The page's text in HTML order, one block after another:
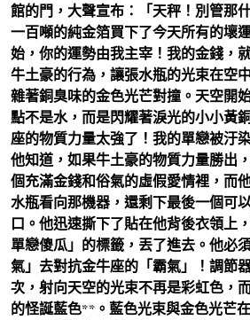
館的門，大聲宣布：「天秤！別管那
一百噸的純金箔買下了今天所有的壞
始，你的運勢由我主宰！我的金錢，
牛土豪的行為，讓張水瓶的光束在空
雜著銅臭味的金色光芒對撞。天空開
點不是水，而是閃耀著淚光的小小黃
座的物質力量太強了！我的單戀被汙
他知道，如果牛土豪的物質力量勝出
個充滿金錢和俗氣的虛假愛情裡，而
水瓶看向那機器，還剩下最後一個可
口。他迅速撕下了貼在他背後衣領上
單戀傻瓜」的標籤，丟了進去。他必
氣」去對抗金牛座的「霸氣」！調節
次，射向天空的光束不再是彩虹色，
的怪誕藍色**。藍色光束與金色光芒